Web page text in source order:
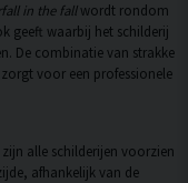
in the fallwordt rondom
geeft waarbij het schilderij
De combinatie van strakke
voor een professionele
alle schilderijen voorzien
afhankelijk van de